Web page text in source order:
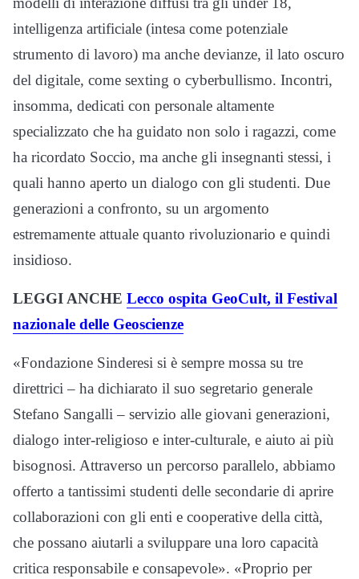
intelligenza artificiale (intesa come potenziale
strumento di lavoro) ma anche devianze, il lato oscuro
del digitale, come sexting o cyberbullismo. Incontri,
insomma, dedicati con personale altamente
specializzato che ha guidato non solo i ragazzi, come
ha ricordato Soccio, ma anche gli insegnanti stessi, i
quali hanno aperto un dialogo con gli studenti. Due
generazioni a confronto, su un argomento
estremamente attuale quanto rivoluzionario e quindi
insidioso.
LEGGI ANCHE Lecco ospita GeoCult, il Festival
nazionale delle Geoscienze
«Fondazione Sinderesi si è sempre mossa su tre
direttrici – ha dichiarato il suo segretario generale
Stefano Sangalli – servizio alle giovani generazioni,
dialogo inter-religioso e inter-culturale, e aiuto ai più
bisognosi. Attraverso un percorso parallelo, abbiamo
offerto a tantissimi studenti delle secondarie di aprire
collaborazioni con gli enti e cooperative della città,
che possano aiutarli a sviluppare una loro capacità
critica responsabile e consapevole». «Proprio per